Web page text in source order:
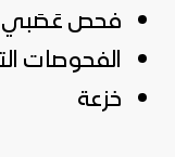
فحص عَصَبي
الفحوصات
خزعة